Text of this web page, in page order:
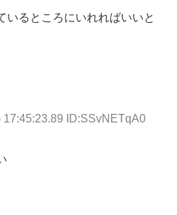
いるところにいれればいいと
17:45:23.89 ID:SSvNETqA0